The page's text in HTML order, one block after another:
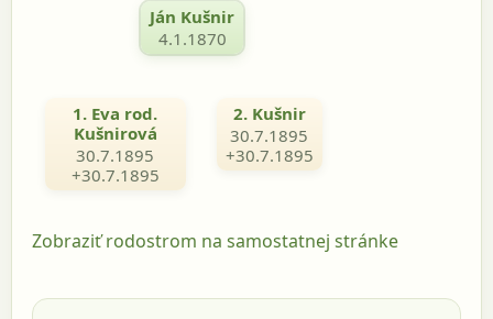
Ján Kušnir
4.1.1870
1. Eva rod.
Kušnirová
30.7.1895
+30.7.1895
2. Kušnir
30.7.1895
+30.7.1895
Zobraziť rodostrom na samostatnej stránke